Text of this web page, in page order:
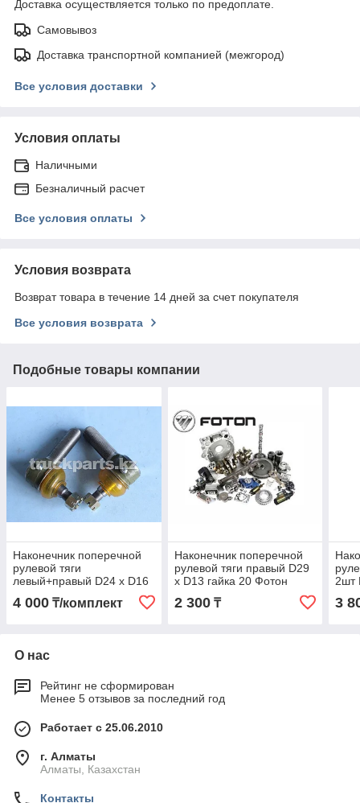
Доставка осуществляется только по предоплате.
Самовывоз
Доставка транспортной компанией (межгород)
Все условия доставки
Условия оплаты
Наличными
Безналичный расчет
Все условия оплаты
Условия возврата
Возврат товара в течение 14 дней за счет покупателя
Все условия возврата
Подобные товары компании
Наконечник поперечной
рулевой тяги
левый+правый D24 x D16
EQ-1061 Фотон (FOTON)
BJ1046E6-3003060/70
4 000 ₸/комплект
Наконечник поперечной
рулевой тяги правый D29
x D13 гайка 20 Фотон
(FOTON)
2 300₸
2шт
3
О нас
Рейтинг не сформирован
Менее 5 отзывов за последний год
Работает с 25.06.2010
г. Алматы
Алматы, Казахстан
Контакты